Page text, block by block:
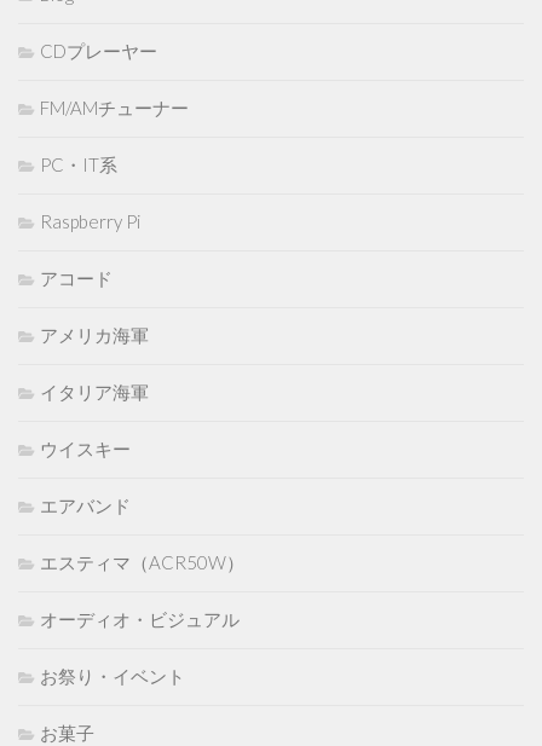
CDプレーヤー
FM/AMチューナー
PC・IT系
Raspberry Pi
アコード
アメリカ海軍
イタリア海軍
ウイスキー
エアバンド
エスティマ（ACR50W）
オーディオ・ビジュアル
お祭り・イベント
お菓子